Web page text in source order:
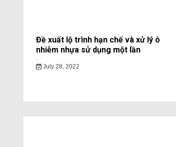
Đề xuất lộ trình hạn chế và xử lý ô
nhiễm nhựa sử dụng một lần
July 28, 2022